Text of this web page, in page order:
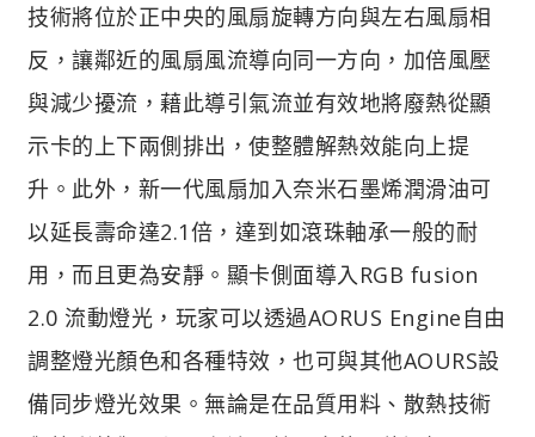
技術將位於正中央的風扇旋轉方向與左右風扇相
反，讓鄰近的風扇風流導向同一方向，加倍風壓
與減少擾流，藉此導引氣流並有效地將廢熱從顯
示卡的上下兩側排出，使整體解熱效能向上提
升。此外，新一代風扇加入奈米石墨烯潤滑油可
以延長壽命達2.1倍，達到如滾珠軸承一般的耐
用，而且更為安靜。顯卡側面導入RGB fusion
2.0 流動燈光，玩家可以透過AORUS Engine自由
調整燈光顏色和各種特效，也可與其他AOURS設
備同步燈光效果。無論是在品質用料、散熱技術